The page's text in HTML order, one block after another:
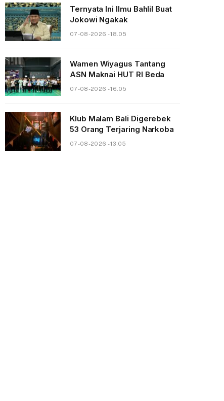
Ternyata Ini Ilmu Bahlil Buat
Jokowi Ngakak
07-08-2026 - 18.05
Wamen Wiyagus Tantang
ASN Maknai HUT RI Beda
07-08-2026 - 16.05
Klub Malam Bali Digerebek
53 Orang Terjaring Narkoba
07-08-2026 - 13.05